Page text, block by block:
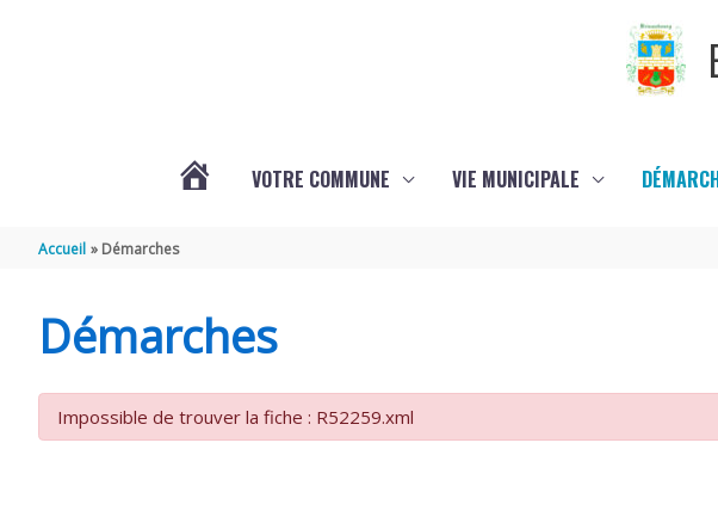
VOTRE COMMUNE VIE MUNICIPALE
Accueil Démarches
Démarches
Impossible de trouver la fiche : R52259.xml